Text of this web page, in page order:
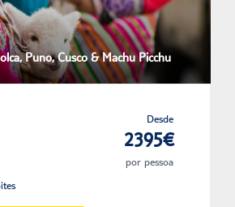
Puno, Cusco & Machu Picchu
Desde
2395€
por pessoa